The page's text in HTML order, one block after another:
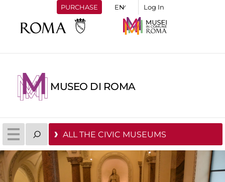
PURCHASE Log In
MUSEO DI ROMA
ALL THE CIVIC MUSEUMS